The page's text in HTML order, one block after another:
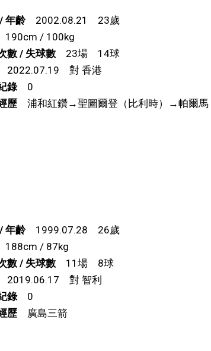
年齡2002.08.21 23歲
/ 100kg
數 / 失球數23場 14球
對 香港
錄0
歷浦和紅鑽→聖圖爾登（比利時）→帕爾馬
年齡1999.07.28 26歲
/ 87kg
數 / 失球數11場 8球
對 智利
錄0
歷廣島三箭